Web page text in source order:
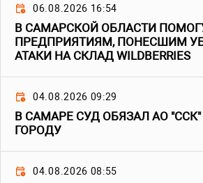
06.08.2026 16:54
В САМАРСКОЙ ОБЛАСТИ
ПРЕДПРИЯТИЯМ, ПОНЕСШИМ
АТАКИ НА СКЛАД WILDBERRIES
04.08.2026 09:29
В САМАРЕ СУД ОБЯЗАЛ АО
ГОРОДУ
04.08.2026 08:55